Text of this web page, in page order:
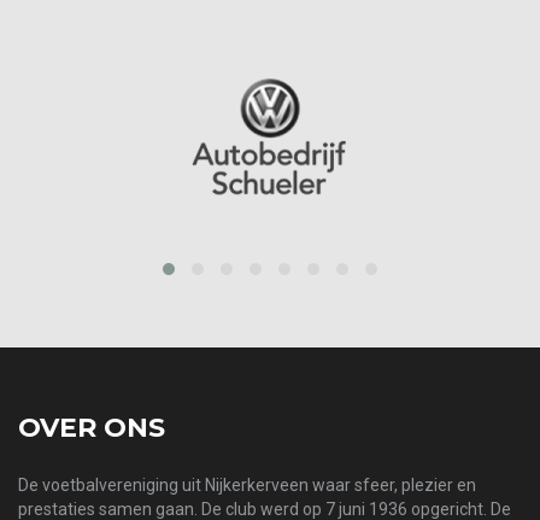
OVER ONS
De voetbalvereniging uit Nijkerkerveen waar sfeer, plezier en
prestaties samen gaan. De club werd op 7 juni 1936 opgericht. De